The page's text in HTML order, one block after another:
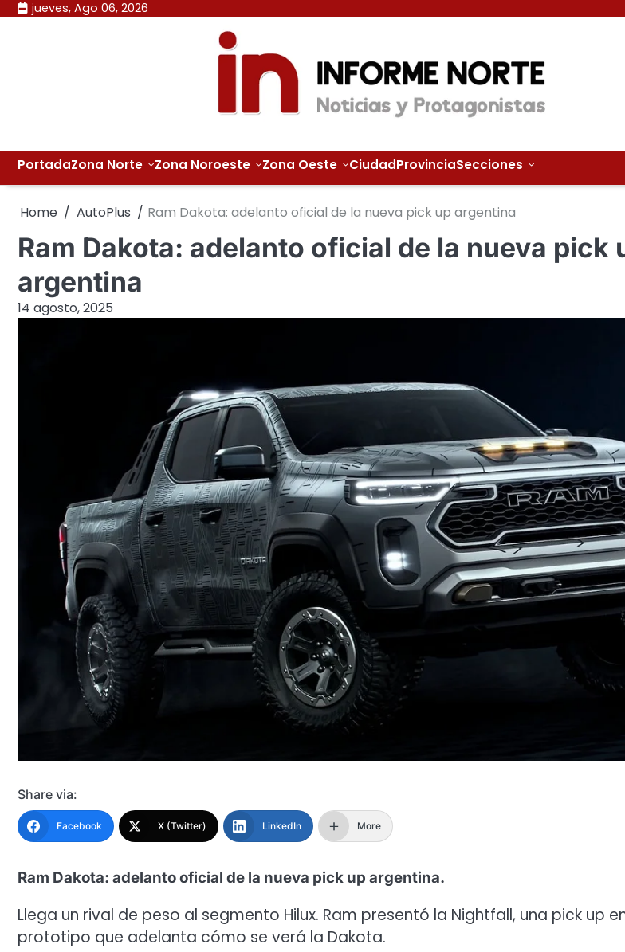
Skip jueves, Ago 06, 2026
PortadaZona Norte Zona Noroeste Zona Oeste CiudadProvinciaSecciones
Home AutoPlus Ram Dakota: adelanto oficial de la nueva pick up argentina
Ram Dakota: adelanto oficial de la nueva pick
argentina
14 agosto, 2025
Share via:
Facebook X (Twitter) LinkedIn More
Ram Dakota: adelanto oficial de la nueva pick up argentina.
Llega un rival de peso al segmento Hilux. Ram presentó la Nightfall, una pick up
prototipo que adelanta cómo se verá la Dakota.